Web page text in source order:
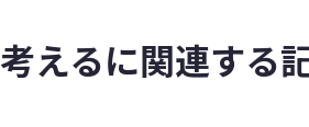
考えるに関連する